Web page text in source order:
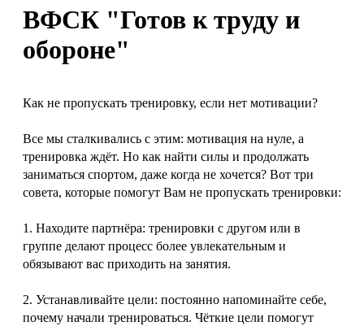
ВФСК "Готов к труду и
обороне"
Как не пропускать тренировку, если нет мотивации?
Все мы сталкивались с этим: мотивация на нуле, а
тренировка ждёт. Но как найти силы и продолжать
заниматься спортом, даже когда не хочется? Вот три
совета, которые помогут Вам не пропускать тренировки:
1. Находите партнёра: тренировки с другом или в
группе делают процесс более увлекательным и
обязывают вас приходить на занятия.
2. Устанавливайте цели: постоянно напоминайте себе,
почему начали тренироваться. Чёткие цели помогут